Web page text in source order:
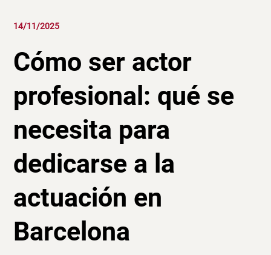
14/11/2025
Cómo ser actor
profesional: qué se
necesita para
dedicarse a la
actuación en
Barcelona